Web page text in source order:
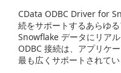
CData ODBC Driver for
続をサポートするあらゆ
Snowflake データにリア
ODBC 接続は、アプリケ
最も広くサポートされて